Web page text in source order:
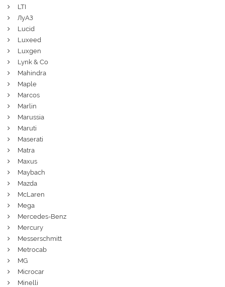
LTI
ЛуАЗ
Lucid
Luxeed
Luxgen
Lynk & Co
Mahindra
Maple
Marcos
Marlin
Marussia
Maruti
Maserati
Matra
Maxus
Maybach
Mazda
McLaren
Mega
Mercedes-Benz
Mercury
Messerschmitt
Metrocab
MG
Microcar
Minelli